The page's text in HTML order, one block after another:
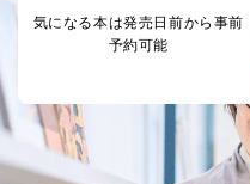
気になる本は発売日前から事前
予約可能